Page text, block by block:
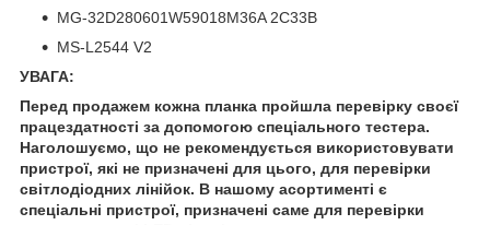
MG-32D280601W59018M36A 2C33B
MS-L2544 V2
УВАГА:
Перед продажем кожна планка пройшла перевірку своєї
працездатності за допомогою спеціального тестера.
Наголошуємо, що не рекомендується використовувати
пристрої, які не призначені для цього, для перевірки
світлодіодних лінійок. В нашому асортименті є
спеціальні пристрої, призначені саме для перевірки